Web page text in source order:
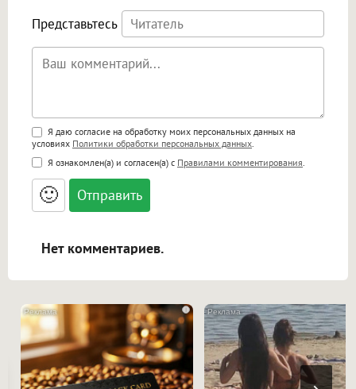
Представьтесь
Поддержка HTML
<b>, <strong>, <u>, <i>, <em>, <s>, <big>,
<small>, <sup>, <sub>, <pre>, <ul>, <ol>, <li>,
<blockquote>, <code> экранирует HTML,
адреса URL автоматически становятся
ссылками, и [img]адрес[/img] будет
Я даю согласие на обработку моих персональных данных на
условиях Политики обработки персональных данных
Я ознакомлен(а) и согласен(а) с Правилами комментирования
🙂
Нет комментариев.
i